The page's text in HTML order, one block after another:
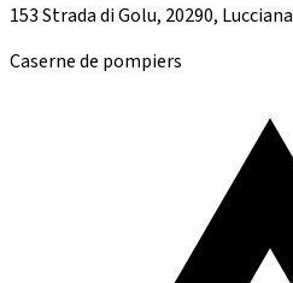
153 Strada di Golu, 20290, Lucciana
Caserne de pompiers